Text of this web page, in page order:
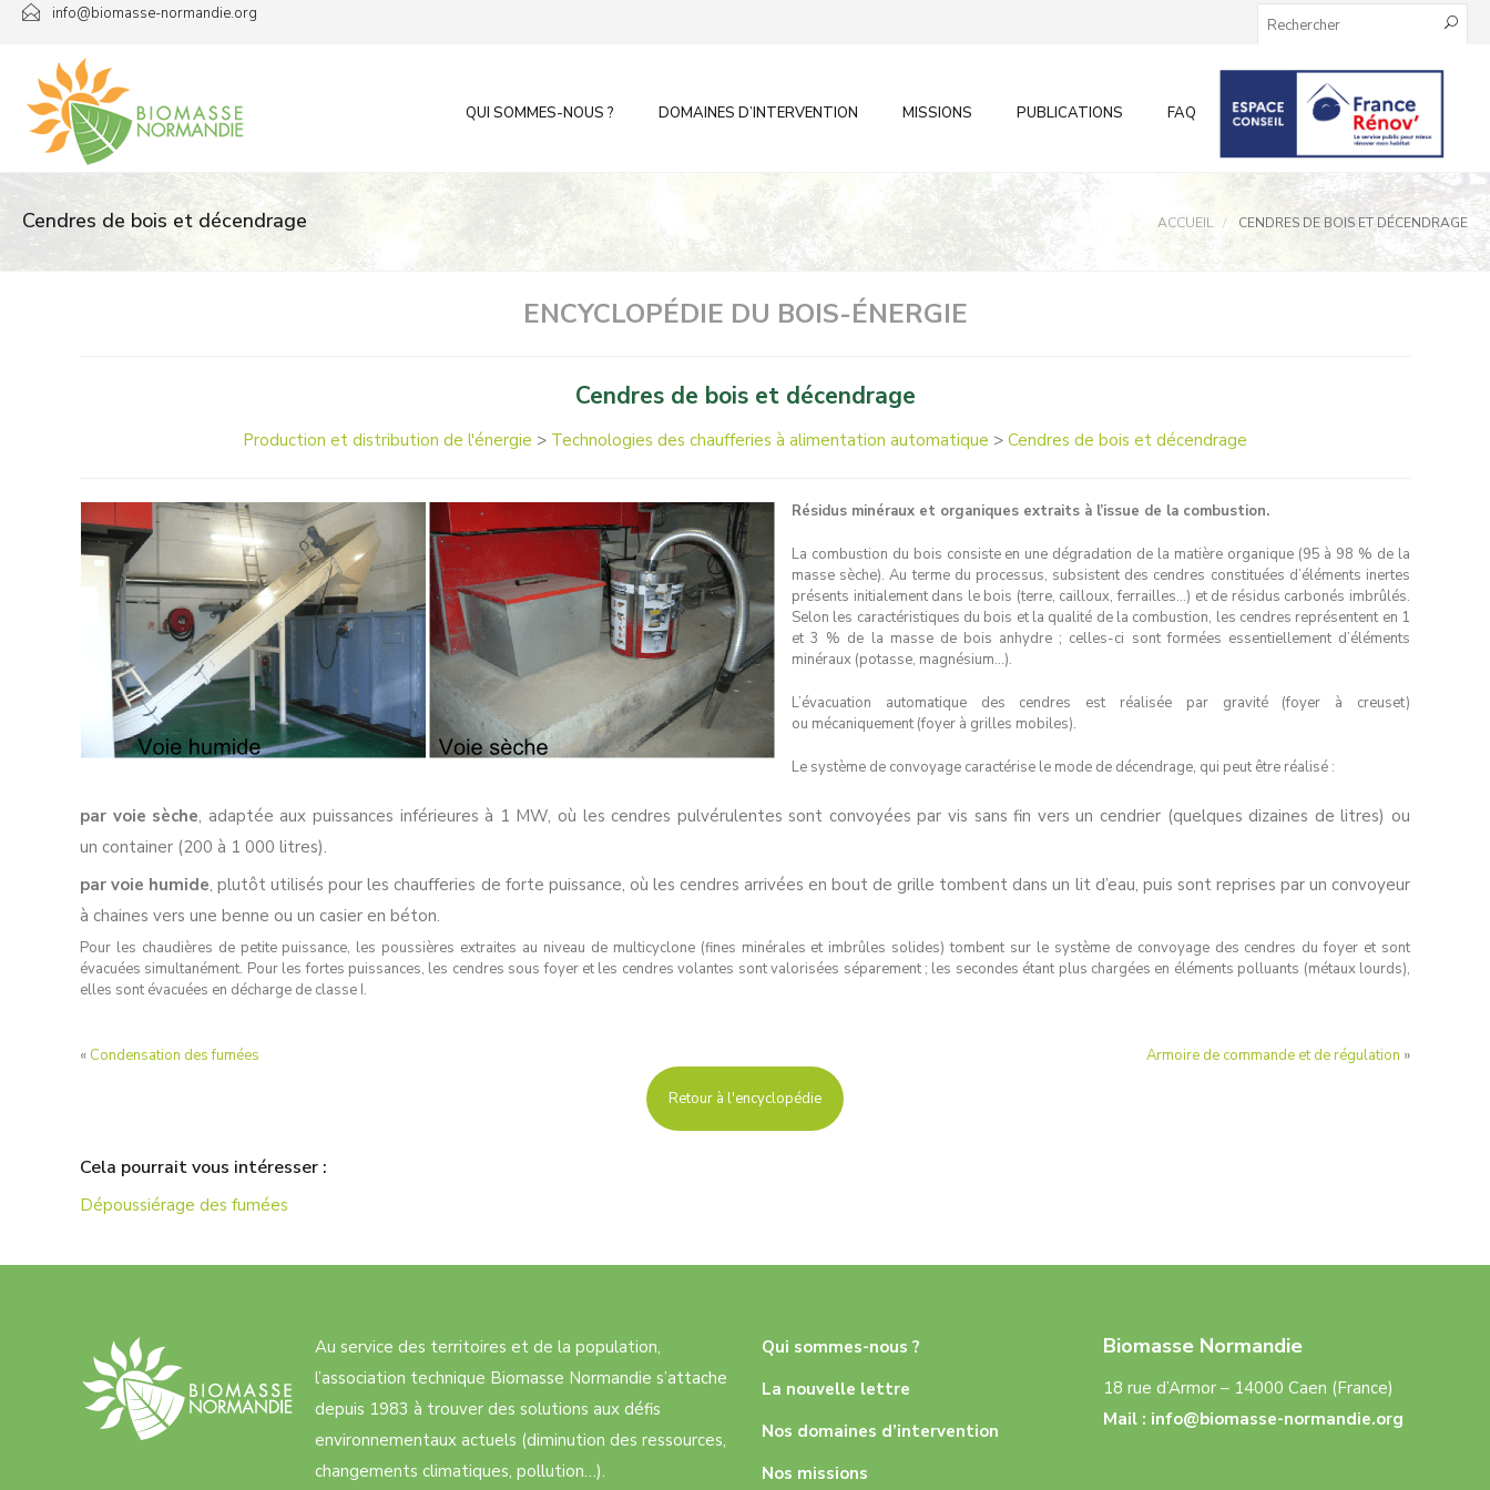
Passer
contenu
info@biomasse-normandie.org
QUI SOMMES-NOUS ? DOMAINES D’INTERVENTION MISSIONS PUBLICATIONS FAQ INFOS AUX PARTICULIERS
Cendres de bois et décendrage ACCUEIL CENDRES DE BOIS ET DÉCENDRAGE
ENCYCLOPÉDIE DU BOIS-ÉNERGIE
Cendres de bois et décendrage
Production et distribution de l'énergie > Technologies des chaufferies à alimentation automatique > Cendres de bois et décendrage
Résidus minéraux et organiques extraits à l’issue de la combustion.
La combustion du bois consiste en une dégradation de la matière organique (95 à 98 % de la
masse sèche). Au terme du processus, subsistent des cendres constituées d’éléments inertes
présents initialement dans le bois (terre, cailloux, ferrailles…) et de résidus carbonés imbrûlés.
Selon les caractéristiques du bois et la qualité de la combustion, les cendres représentent en 1
et 3 % de la masse de bois anhydre ; celles-ci sont formées essentiellement d’éléments
minéraux (potasse, magnésium…).
L’évacuation automatique des cendres est réalisée par gravité (foyer à creuset)
ou mécaniquement (foyer à grilles mobiles).
Le système de convoyage caractérise le mode de décendrage, qui peut être réalisé :
par voie sèche, adaptée aux puissances inférieures à 1 MW, où les cendres pulvérulentes sont convoyées par vis sans fin vers un cendrier (quelques dizaines de litres) ou
un container (200 à 1 000 litres).
par voie humide, plutôt utilisés pour les chaufferies de forte puissance, où les cendres arrivées en bout de grille tombent dans un lit d’eau, puis sont reprises par un convoyeur
à chaines vers une benne ou un casier en béton.
Pour les chaudières de petite puissance, les poussières extraites au niveau de multicyclone (fines minérales et imbrûles solides) tombent sur le système de convoyage des cendres du foyer et sont
évacuées simultanément. Pour les fortes puissances, les cendres sous foyer et les cendres volantes sont valorisées séparement ; les secondes étant plus chargées en éléments polluants (métaux lourds),
elles sont évacuées en décharge de classe I.
« Condensation des fumées Armoire de commande et de régulation »
Retour à l'encyclopédie
Cela pourrait vous intéresser :
Dépoussiérage des fumées
Au service des territoires et de la population,
l’association technique Biomasse Normandie s’attache
depuis 1983 à trouver des solutions aux défis
environnementaux actuels (diminution des ressources,
changements climatiques, pollution…).
Qui sommes-nous ?
La nouvelle lettre
Nos domaines d’intervention
Nos missions
Biomasse Normandie
18 rue d’Armor – 14000 Caen (France)
Mail : info@biomasse-normandie.org